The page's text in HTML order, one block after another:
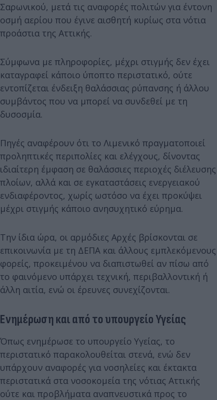
Σαρωνικού, μετά τις αναφορές πολιτών για έντονη
οσμή αερίου που έγινε αισθητή κυρίως στα νότια
προάστια της Αττικής.
Σύμφωνα με πληροφορίες, μέχρι στιγμής δεν έχει
καταγραφεί κάποιο ύποπτο περιστατικό, ούτε
εντοπίζεται ένδειξη θαλάσσιας ρύπανσης ή άλλου
συμβάντος που να μπορεί να συνδεθεί με τη
δυσοσμία.
Πηγές αναφέρουν ότι το Λιμενικό πραγματοποιεί
προληπτικές περιπολίες και ελέγχους, δίνοντας
ιδιαίτερη έμφαση σε θαλάσσιες περιοχές διέλευσης
πλοίων, αλλά και σε εγκαταστάσεις ενεργειακού
ενδιαφέροντος, χωρίς ωστόσο να έχει προκύψει
μέχρι στιγμής κάποιο ανησυχητικό εύρημα.
Την ίδια ώρα, οι αρμόδιες Αρχές βρίσκονται σε
επικοινωνία με τη ΔΕΠΑ και άλλους εμπλεκόμενους
φορείς, προκειμένου να διαπιστωθεί αν πίσω από
το φαινόμενο υπάρχει τεχνική, περιβαλλοντική ή
άλλη αιτία, ενώ οι έρευνες συνεχίζονται.
Ενημέρωση και από το υπουργείο Υγείας
Όπως ενημέρωσε το υπουργείο Υγείας, το
περιστατικό παρακολουθείται στενά, ενώ δεν
υπάρχουν αναφορές για νοσηλείες και έκτακτα
περιστατικά στα νοσοκομεία της νότιας Αττικής
ούτε και προβλήματα αναπνευστικά προς το